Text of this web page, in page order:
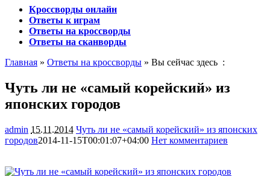
Кроссворды онлайн
Ответы к играм
Ответы на кроссворды
Ответы на сканворды
Главная » Ответы на кроссворды » Вы сейчас здесь :
Чуть ли не «самый корейский» из
японских городов
admin 15.11.2014 Чуть ли не «самый корейский» из японских
городов2014-11-15T00:01:07+04:00 Нет комментариев